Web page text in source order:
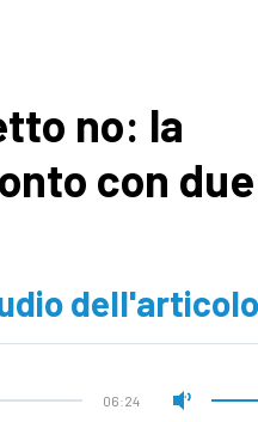
no: la
con due
dell'articolo
06:24